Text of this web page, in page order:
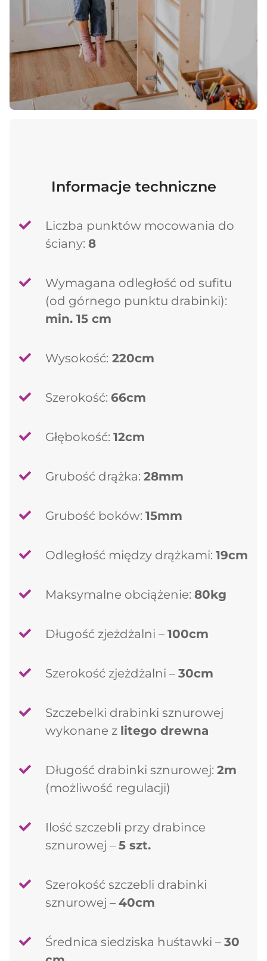
Informacje techniczne
Liczba punktów mocowania do
ściany: 8
Wymagana odległość od sufitu
(od górnego punktu drabinki):
min. 15 cm
Wysokość: 220cm
Szerokość: 66cm
Głębokość: 12cm
Grubość drążka: 28mm
Grubość boków: 15mm
Odległość między drążkami: 19cm
Maksymalne obciążenie: 80kg
Długość zjeżdżalni – 100cm
Szerokość zjeżdżalni – 30cm
Szczebelki drabinki sznurowej
wykonane z litego drewna
Długość drabinki sznurowej: 2m
(możliwość regulacji)
Ilość szczebli przy drabince
sznurowej – 5 szt.
Szerokość szczebli drabinki
sznurowej – 40cm
Średnica siedziska huśtawki – 30